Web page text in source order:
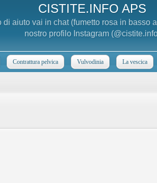
CISTITE.INFO APS
aiuto vai in chat (fumetto rosa in
nostro profilo Instagram
Contrattura pelvica Vulvodinia La vescica